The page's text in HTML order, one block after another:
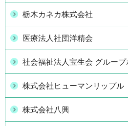
栃木カネカ株式会社
医療法人社団洋精会
社会福祉法人宝生会 グルー
株式会社ヒューマンリップル
株式会社八興